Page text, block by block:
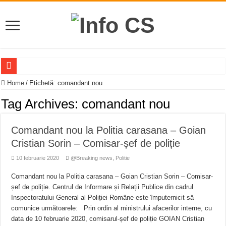
Ce s-a întâmplat în Hunedoara și ce se știe despre procurorul din Caraș-Severin
Incendiile de vegetație de la Măru, Linderfeld și Herculane au fost stinse –
COSTINEȘTI – LOCUL PE CARE ÎL IUBIM, LOCUL DE CARE AVEM GRIJĂ
Accident mortal pe DN58B, între Berzovia și Măureni. Mașina și un TIR au
11 milioane de euro pentru o promenadă… cu obstacole VIDEO
Furtuna și vijelia au lovit Valea Almăjului și zona Oravița – Cărbunari VIDEO
Întreruperi temporare ale furnizării apei potabile în Bocșa Română, în data de 6
ANUNŢ OPRIRE ANUNŢ OPRIRE APĂ în ORAVIȚA – 05.08.2026 – avarie
Home / Etichetă:comandant nou
Tag Archives: comandant nou
Comandant nou la Politia carasana – Goian
Cristian Sorin – Comisar-șef de poliție
10 februarie 2020 @Breaking news Politie
Comandant nou la Politia carasana – Goian Cristian Sorin – Comisar-
șef de poliție. Centrul de Informare și Relații Publice din cadrul
Inspectoratului General al Poliției Române este împuternicit să
comunice următoarele: Prin ordin al ministrului afacerilor interne, cu
data de 10 februarie 2020, comisarul-șef de poliție GOIAN Cristian